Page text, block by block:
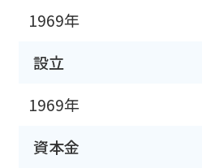
1969年
設立
1969年
資本金